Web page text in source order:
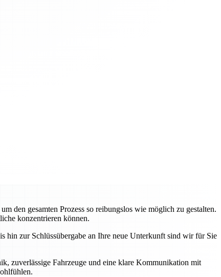
den gesamten Prozess so reibungslos wie möglich zu gestalten.
konzentrieren können.
hin zur Schlüssübergabe an Ihre neue Unterkunft sind wir für Sie
zuverlässige Fahrzeuge und eine klare Kommunikation mit